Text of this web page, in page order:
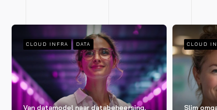
CLOUD INFRA DATA
Van datamodel naar databeheersing.
CLOUD
Slim